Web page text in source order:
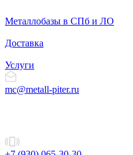
Металлобазы в СПб и ЛО
Доставка
Услуги
mc@metall-piter.ru